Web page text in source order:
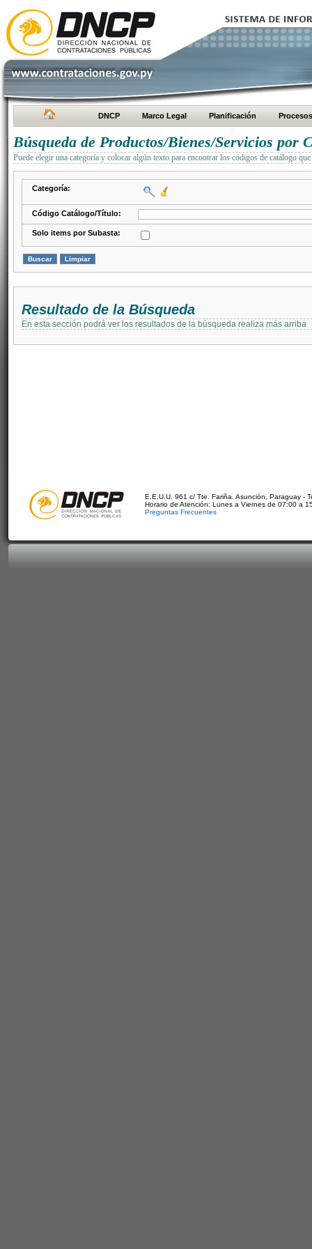
DNCP Marco Legal Planificación Procesos
Búsqueda de Productos/Bienes/Servicios por
Puede elegir una categoría y colocar algún texto para encontrar los códigos de catálogo
Categoría:
Código Catálogo/Título:
Solo items por Subasta:
Resultado de la Búsqueda
En esta sección podrá ver los resultados de la búsqueda realiza más arriba
E.E.U.U. 961 c/ Tte. Fariña. Asunción, Paraguay -
Horario de Atención: Lunes a Viernes de 07:00 a
Preguntas Frecuentes